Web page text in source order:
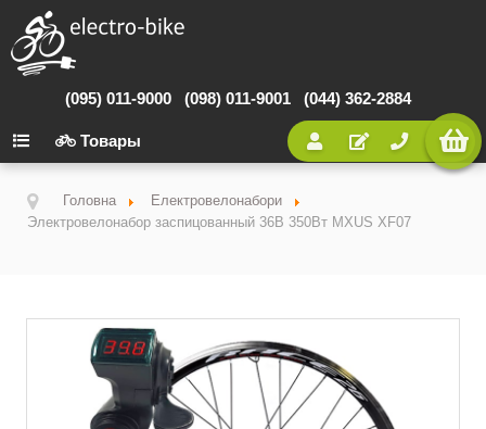
(095) 011-9000 (098) 011-9001 (044) 362-2884
Товары
Головна
Електровелонабори
Электровелонабор заспицованный 36В 350Вт MXUS XF07